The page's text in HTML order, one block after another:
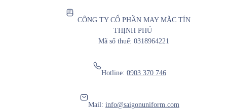
CÔNG TY CỔ PHẦN MAY MẶC TÍN
THỊNH PHÚ
Mã số thuế: 0318964221
Hotline: 0903 370 746
Mail: info@saigonuniform.com